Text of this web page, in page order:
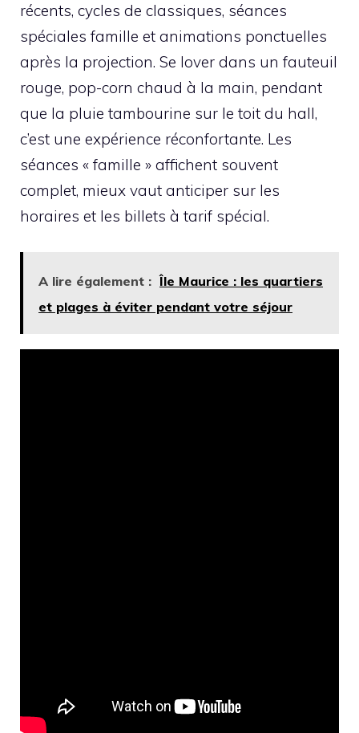
récents, cycles de classiques, séances
spéciales famille et animations ponctuelles
après la projection. Se lover dans un fauteuil
rouge, pop-corn chaud à la main, pendant
que la pluie tambourine sur le toit du hall,
c’est une expérience réconfortante. Les
séances « famille » affichent souvent
complet, mieux vaut anticiper sur les
horaires et les billets à tarif spécial.
A lire également : Île Maurice : les quartiers
et plages à éviter pendant votre séjour